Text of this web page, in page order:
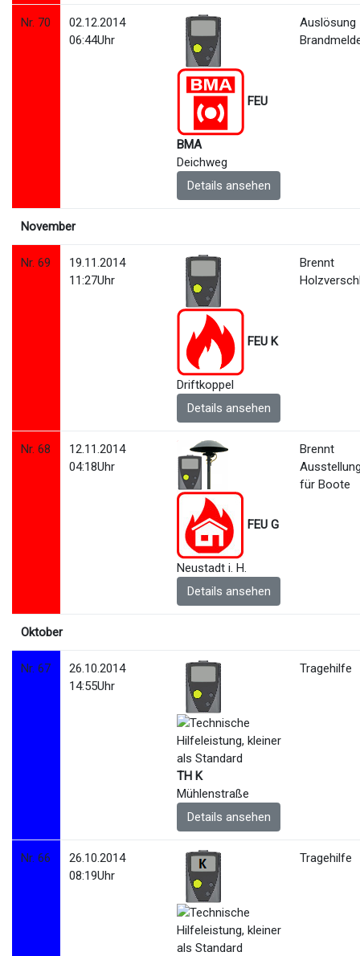
Nr. 70
02.12.2014
06:44Uhr
FEU
BMA
Deichweg
Details ansehen
Auslösung
November
Nr. 69
19.11.2014
11:27Uhr
FEU K
Driftkoppel
Details ansehen
Brennt
Nr. 68
12.11.2014
04:18Uhr
FEU G
Neustadt i. H.
Details ansehen
Brennt
für Boote
Oktober
Nr. 67
26.10.2014
14:55Uhr
TH K
Mühlenstraße
Details ansehen
Tragehilfe
Nr. 66
26.10.2014
08:19Uhr
Tragehilfe